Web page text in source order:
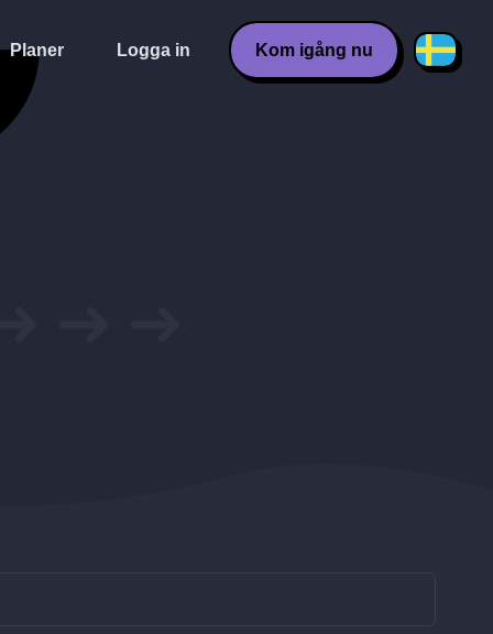
Planer Logga in Kom igång nu